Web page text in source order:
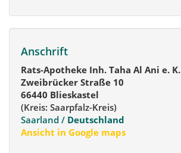
Anschrift
Rats-Apotheke Inh. Taha Al Ani e. K.
Zweibrücker Straße 10
66440 Blieskastel
(Kreis: Saarpfalz-Kreis)
Saarland / Deutschland
Ansicht in Google maps